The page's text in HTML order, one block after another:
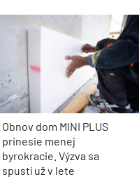
Obnov dom MINI PLUS
prinesie menej
byrokracie. Výzva sa
spustí už v lete